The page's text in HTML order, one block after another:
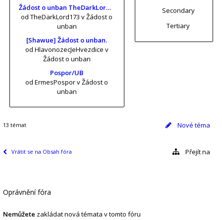
Žádost o unban TheDarkLord173 (risa11, KrtkuvDort, MrKrabs) [vol. 2]
od TheDarkLord173 v Žádost o
unban
[Shawue] Žádost o unban.
od HlavonozecJeHvezdice v
Žádost o unban
Pospor/UB
od ErmesPosporv Žádost o
unban
Secondary
Tertiary
Nové téma
13 témat
Vrátit se na Obsah fóra Přejít na
Oprávnění fóra
Nemůžete zakládat nová témata v tomto fóru